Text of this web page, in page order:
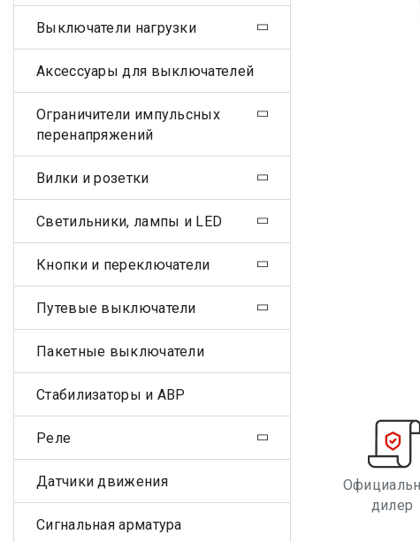
дилер
Выключатели нагрузки
Аксессуары для выключателей
Ограничители импульсных
перенапряжений
Вилки и розетки
Светильники, лампы и LED
Кнопки и переключатели
Путевые выключатели
Пакетные выключатели
Стабилизаторы и АВР
Реле
Датчики движения
Сигнальная арматура